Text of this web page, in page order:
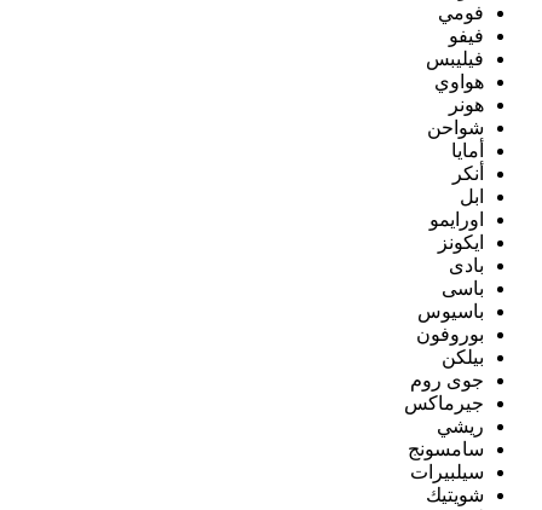
فومي
فيفو
فيليبس
هواوي
هونر
شواحن
أمايا
أنكر
ابل
اورايمو
ايكونز
بادى
باسى
باسيوس
بوروفون
بيلكن
جوى روم
جيرماكس
ريشي
سامسونج
سيلبيرات
شويتيك